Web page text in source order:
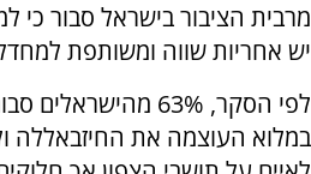
מרבית הציבור בישראל סבור
יש אחריות שווה ומשותפת למחדל ה-7
לפי הסקר, 63%
במלוא העוצמה את החיזבאללה